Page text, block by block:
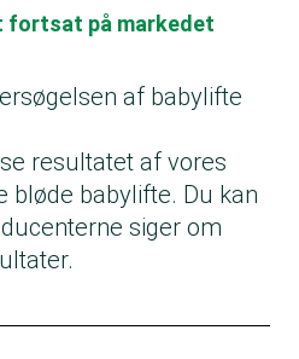
fortsat på markedet
af babylifte
resultatet af vores
bløde babylifte. Du kan
siger om